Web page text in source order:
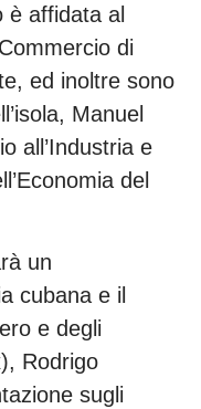
è affidata al
di
ed inoltre sono
Manuel
all’Industria e
del
un
cubana e il
e degli
Rodrigo
sugli